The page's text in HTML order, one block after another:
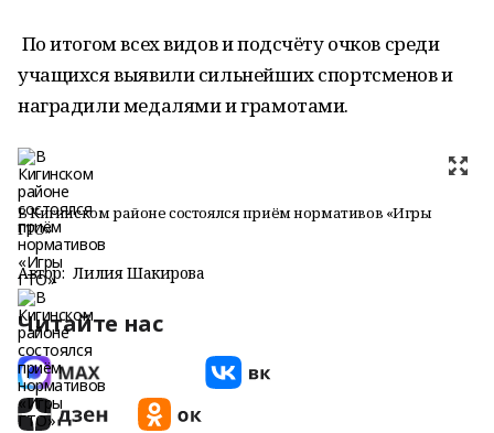
По итогом всех видов и подсчёту очков среди
учащихся выявили сильнейших спортсменов и
наградили медалями и грамотами.
В Кигинском районе состоялся приём нормативов «Игры
ГТО»
Автор: Лилия Шакирова
Читайте нас